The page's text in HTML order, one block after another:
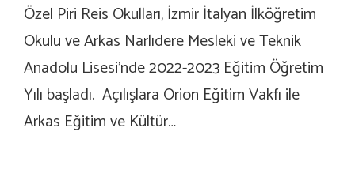
Özel Piri Reis Okulları, İzmir İtalyan İlköğretim
Okulu ve Arkas Narlıdere Mesleki ve Teknik
Anadolu Lisesi’nde 2022-2023 Eğitim Öğretim
Yılı başladı. Açılışlara Orion Eğitim Vakfı ile
Arkas Eğitim ve Kültür…